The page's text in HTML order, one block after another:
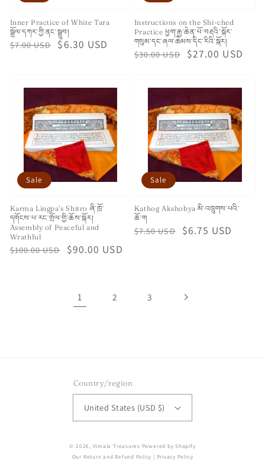
Inner Practice of White Tara
སྒྲོལ་དཀར་ཀྱི་ནང་སྒྲུབ།
Regular
$7.00 USD
Sale
$6.30 USD
Instructions on the Shi-ched
Practice ཕྱག་རྒྱ་ཆེན་པོ་བརྡའི་སྐོར་
གསུམ་དང་ཞལ་ཆེམས་དིང་རིའི་སྐོར།
Regular
$30.00 USD
Sale
$27.00 USD
Karma Lingpa's Shitro ཞི་ཁྲོ་
དགོངས་པ་རང་གྲོལ་གྱི་ཆོས་སྐོར།
Assembly of Peaceful and
Wrathful
Regular
$100.00 USD
Sale
$90.00 USD
Sale
Kathog Akshobya མི་འཁྲུགས་པའི་
ཆོ་ག
Regular
$7.50 USD
Sale
$6.75 USD
Sale
1 2 3
Country/region
United States (USD $)
© 2026, Vimala Treasures Powered by Shopify
Our Return and Refund Policy | Privacy Policy